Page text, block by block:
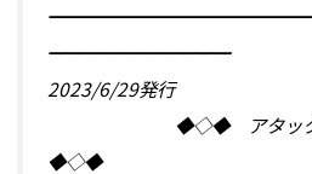
━━━━━━━━━━
2023/6/29発行
◆◇◆ アタックスネ
◆◇◆